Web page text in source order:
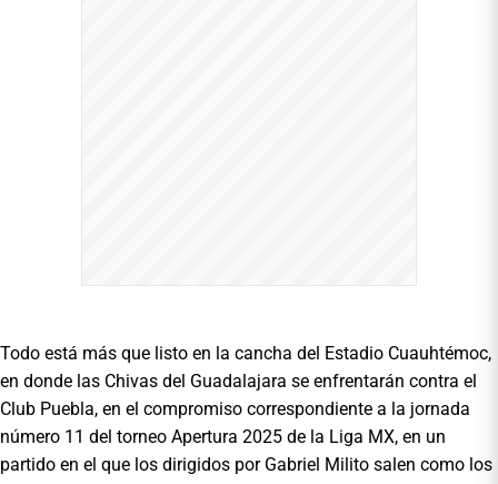
Todo está más que listo en la cancha del Estadio Cuauhtémoc,
en donde las Chivas del Guadalajara se enfrentarán contra el
Club Puebla, en el compromiso correspondiente a la jornada
número 11 del torneo Apertura 2025 de la Liga MX, en un
partido en el que los dirigidos por Gabriel Milito salen como los